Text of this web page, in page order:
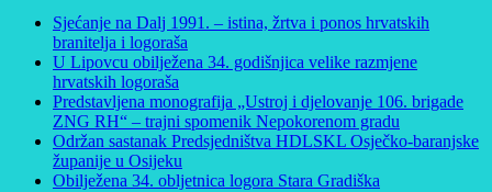
Sjećanje na Dalj 1991. – istina, žrtva i ponos hrvatskih
branitelja i logoraša
U Lipovcu obilježena 34. godišnjica velike razmjene
hrvatskih logoraša
Predstavljena monografija „Ustroj i djelovanje 106. brigade
ZNG RH“ – trajni spomenik Nepokorenom gradu
Održan sastanak Predsjedništva HDLSKL Osječko-baranjske
županije u Osijeku
Obilježena 34. obljetnica logora Stara Gradiška